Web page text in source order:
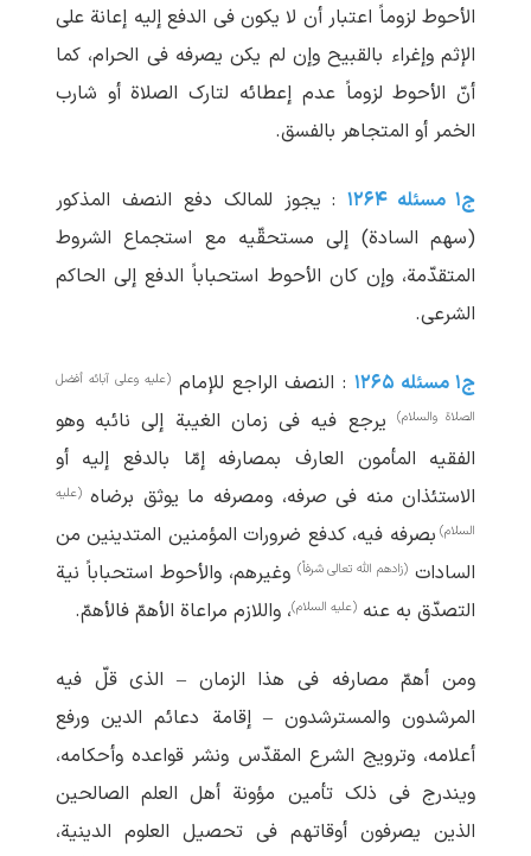
الأحوط لزوماً اعتبار أن لا یکون فی الدفع إلیه إعانة علی
الإثم وإغراء بالقبیح وإن لم ‏یکن یصرفه فی الحرام، کما
أنّ الأحوط لزوماً عدم إعطائه لتارک الصلاة أو شارب
الخمر أو المتجاهر بالفسق.
ج۱ مسئله ۱۲۶۴
: یجوز للمالک دفع النصف المذکور
(سهم السادة) إلی مستحقّیه مع استجماع الشروط
المتقدّمة، وإن کان الأحوط استحباباً الدفع إلی الحاکم
الشرعی.
ج۱ مسئله ۱۲۶۵ : النصف الراجع للإمام(علیه وعلی آبائه أفضل
الصلاة والسلام) یرجع فیه فی زمان الغیبة إلی نائبه وهو
الفقیه المأمون العارف بمصارفه إمّا بالدفع إلیه أو
الاستئذان منه فی صرفه، ومصرفه ما یوثق برضاه(علیه
السلام) بصرفه فیه، کدفع ضرورات المؤمنین المتدینین من
السادات (زادهم الله تعالی شرفاً) وغیرهم، والأحوط استحباباً نیة
التصدّق به عنه (علیه السلام)، واللازم مراعاة الأهمّ فالأهمّ.
ومن أهمّ مصارفه فی هذا الزمان – الذی قلّ فیه
المرشدون والمسترشدون – إقامة دعائم الدین ورفع
أعلامه، وترویج الشرع المقدّس ونشر قواعده وأحکامه،
ویندرج فی ذلک تأمین مؤونة أهل العلم الصالحین
الذین یصرفون أوقاتهم فی تحصیل العلوم الدینیة،